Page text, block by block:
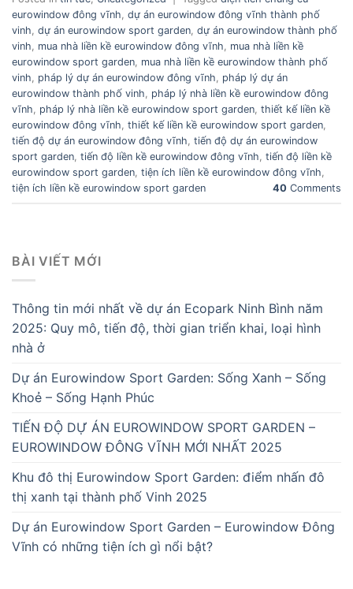
eurowindow đông vĩnh dự án eurowindow đông vĩnh thành phố
vinh dự án eurowindow sport garden dự án eurowindow thành phố
vinh
mua nhà liền kề eurowindow đông vĩnh
mua nhà liền kề
eurowindow sport garden mua nhà liền kề eurowindow thành phố
vinh
pháp lý dự án eurowindow đông vĩnh
pháp lý dự án
eurowindow thành phố vinh
pháp lý nhà liền kề eurowindow đông
vĩnh
pháp lý nhà liền kề eurowindow sport garden thiết kế liền kề
eurowindow đông vĩnh thiết kế liền kề eurowindow sport garden
tiến độ dự án eurowindow đông vĩnh tiến độ dự án eurowindow
sport garden tiến độ liền kề eurowindow đông vĩnh tiến độ liền kề
eurowindow sport garden tiện ích liền kề eurowindow đông vĩnh
tiện ích liền kề eurowindow sport garden
40 Comments
BÀI VIẾT MỚI
Thông tin mới nhất về dự án Ecopark Ninh Bình năm
2025: Quy mô, tiến độ, thời gian triển khai, loại hình
nhà ở
Dự án Eurowindow Sport Garden: Sống Xanh – Sống
Khoẻ – Sống Hạnh Phúc
TIẾN ĐỘ DỰ ÁN EUROWINDOW SPORT GARDEN –
EUROWINDOW ĐÔNG VĨNH MỚI NHẤT 2025
Khu đô thị Eurowindow Sport Garden: điểm nhấn đô
thị xanh tại thành phố Vinh 2025
Dự án Eurowindow Sport Garden – Eurowindow Đông
Vĩnh có những tiện ích gì nổi bật?